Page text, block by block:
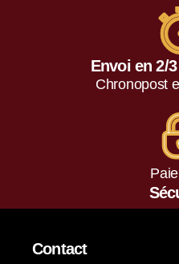
Envoi en 2/
Chronopost
Contact